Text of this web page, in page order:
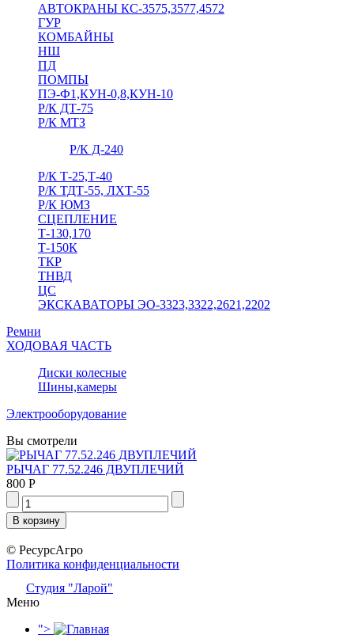
АВТОКРАНЫ КС-3575,3577,4572
ГУР
КОМБАЙНЫ
НШ
ПД
ПОМПЫ
ПЭ-Ф1,КУН-0,8,КУН-10
Р/К ДТ-75
Р/К МТЗ
Р/К Д-240
Р/К Т-25,Т-40
Р/К ТДТ-55, ЛХТ-55
Р/К ЮМЗ
СЦЕПЛЕНИЕ
Т-130,170
Т-150К
ТКР
ТНВД
ЦС
ЭКСКАВАТОРЫ ЭО-3323,3322,2621,2202
Ремни
ХОДОВАЯ ЧАСТЬ
Диски колесные
Шины,камеры
Электрооборудование
Вы смотрели
РЫЧАГ 77.52.246 ДВУПЛЕЧИЙ
800 Р
© РесурсАгро
Политика конфиденциальности
Студия "Ларой"
Меню
">